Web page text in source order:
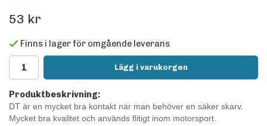
53 kr
Finns i lager för omgående leverans
Lägg i varukorgen
Produktbeskrivning:
DT är en mycket bra kontakt när man behöver en säker skarv.
Mycket bra kvalitet och används flitigt inom motorsport.